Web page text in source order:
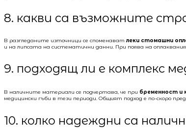
8. какви са възможните
В разгледаните източници се споменават леки стомашни
и на липсата на систематични данни. При поява на
9. подходящ ли е комплекс
В наличните материали се подчертава, че при бременност и
медицински гъби в тези периоди. Общият подход е по-скоро
10. колко надеждни са